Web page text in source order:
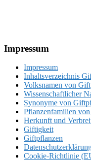
Footer
Impressum
Impressum
Inhaltsverzeichnis
Volksnamen von
Wissenschaftlicher
Synonyme von
Pflanzenfamilien
Herkunft und
Giftigkeit
Giftpflanzen
Cookie-Richtlinie